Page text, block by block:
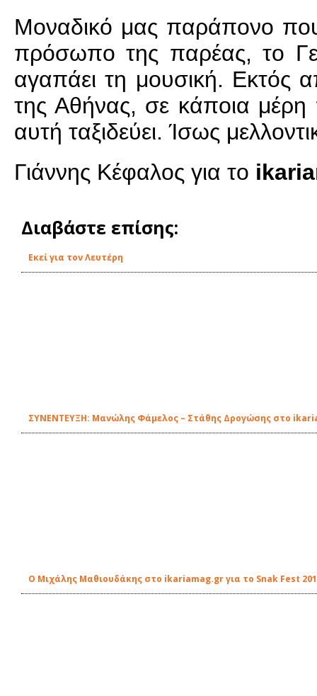
Μοναδικό μας παράπονο
πρόσωπο της παρέας, το
αγαπάει τη μουσική. Εκτός
της Αθήνας, σε κάποια μέρη
αυτή ταξιδεύει. Ίσως
Γιάννης Κέφαλος για το
Διαβάστε επίσης:
Εκεί για τον Λευτέρη
ΣΥΝΕΝΤΕΥΞΗ: Μανώλης Φάμελος – Στάθης Δρογώσης στο
Ο Μιχάλης Μαθιουδάκης στο ikariamag.gr για το Snak Fest